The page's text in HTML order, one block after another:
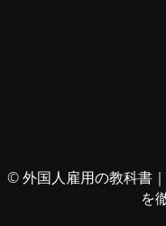
© 外国人雇用の教科書
を